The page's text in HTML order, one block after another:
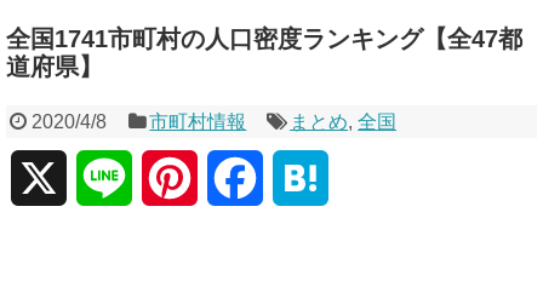
全国1741市町村の人口密度ランキング【全47都
道府県】
2020/4/8 市町村情報 まとめ,全国